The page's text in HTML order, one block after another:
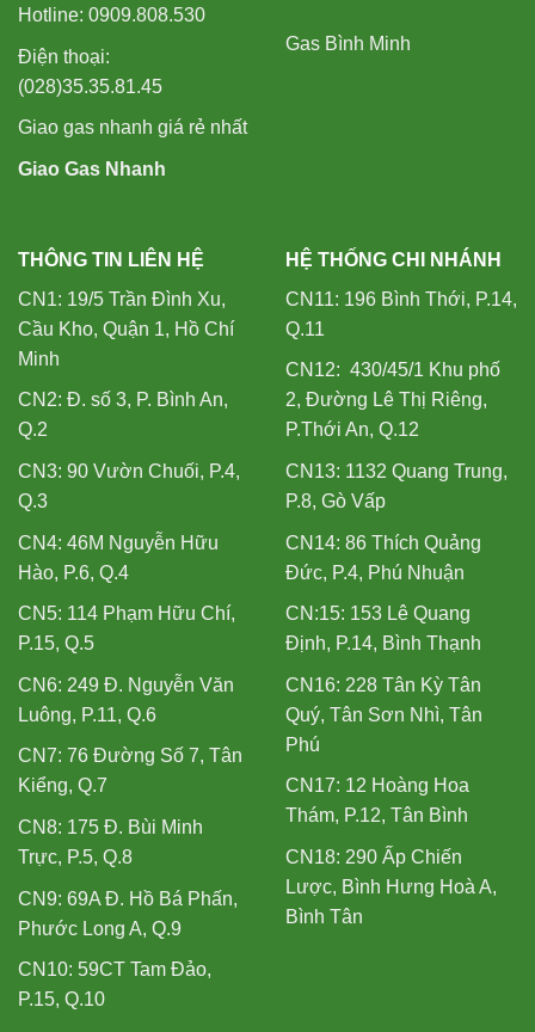
Hotline: 0909.808.530
Điện thoại:
(028)35.35.81.45
Giao gas nhanh giá rẻ nhất
Giao Gas Nhanh
Gas Bình Minh
THÔNG TIN LIÊN HỆ
CN1: 19/5 Trần Đình Xu,
Cầu Kho, Quận 1, Hồ Chí
Minh
CN2: Đ. số 3, P. Bình An,
Q.2
CN3: 90 Vườn Chuối, P.4,
Q.3
CN4: 46M Nguyễn Hữu
Hào, P.6, Q.4
CN5: 114 Phạm Hữu Chí,
P.15, Q.5
CN6: 249 Đ. Nguyễn Văn
Luông, P.11, Q.6
CN7: 76 Đường Số 7, Tân
Kiểng, Q.7
CN8: 175 Đ. Bùi Minh
Trực, P.5, Q.8
CN9: 69A Đ. Hồ Bá Phấn,
Phước Long A, Q.9
CN10: 59CT Tam Đảo,
P.15, Q.10
HỆ THỐNG CHI NHÁNH
CN11: 196 Bình Thới, P.14,
Q.11
CN12: 430/45/1 Khu phố
2, Đường Lê Thị Riêng,
P.Thới An, Q.12
CN13: 1132 Quang Trung,
P.8, Gò Vấp
CN14: 86 Thích Quảng
Đức, P.4, Phú Nhuận
CN:15: 153 Lê Quang
Định, P.14, Bình Thạnh
CN16: 228 Tân Kỳ Tân
Quý, Tân Sơn Nhì, Tân
Phú
CN17: 12 Hoàng Hoa
Thám, P.12, Tân Bình
CN18: 290 Ấp Chiến
Lược, Bình Hưng Hoà A,
Bình Tân